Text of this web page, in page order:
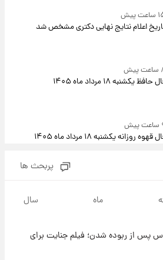
پیش
اعلام نتایج نهایی دکتری مشخص شد
حافظ یکشنبه ۱۸ مرداد ماه ۱۴۰۵
قهوه روزانه یکشنبه ۱۸ مرداد ماه ۱۴۰۵
پیش
پربحث ها
ماه سال
پس از ربوده شدن؛ فیلم جنایت برای